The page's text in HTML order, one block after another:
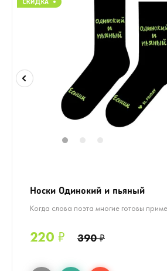
Носки Одинокий и пьяный
Когда слова поэта многие готовы
220 ₽ 390₽